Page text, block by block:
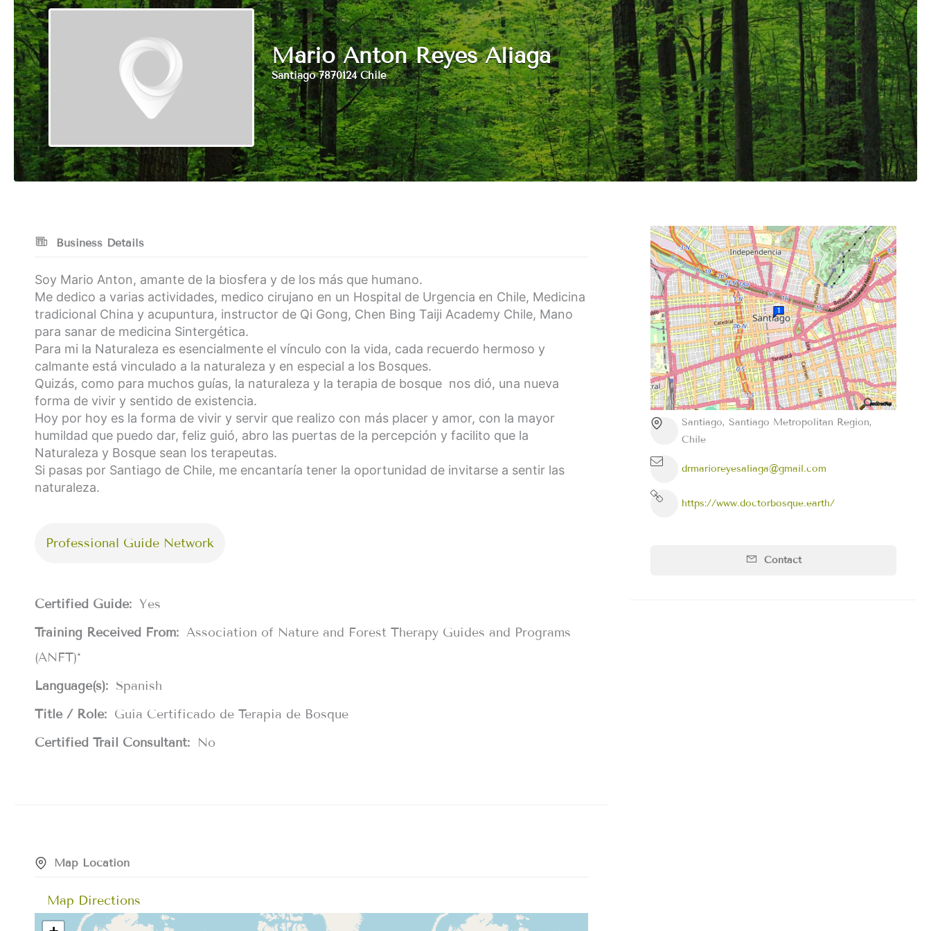
Mario Anton Reyes Aliaga
Santiago 7870124 Chile
Business Details
Soy Mario Anton, amante de la biosfera y de los más que humano.
Me dedico a varias actividades, medico cirujano en un Hospital de Urgencia en Chile, Medicina
tradicional China y acupuntura, instructor de Qi Gong, Chen Bing Taiji Academy Chile, Mano
para sanar de medicina Sintergética.
Para mi la Naturaleza es esencialmente el vínculo con la vida, cada recuerdo hermoso y
calmante está vinculado a la naturaleza y en especial a los Bosques.
Quizás, como para muchos guías, la naturaleza y la terapia de bosque nos dió, una nueva
forma de vivir y sentido de existencia.
Hoy por hoy es la forma de vivir y servir que realizo con más placer y amor, con la mayor
humildad que puedo dar, feliz guió, abro las puertas de la percepción y facilito que la
Naturaleza y Bosque sean los terapeutas.
Si pasas por Santiago de Chile, me encantaría tener la oportunidad de invitarse a sentir las
naturaleza.
Professional Guide Network
Certified Guide: Yes
Training Received From: Association of Nature and Forest Therapy Guides and Programs
(ANFT)*
Language(s): Spanish
Title / Role: Guía Certificado de Terapia de Bosque
Certified Trail Consultant: No
Map Location
Map Directions
Santiago, Santiago Metropolitan Region,
Chile
drmarioreyesaliaga@gmail.com
https://www.doctorbosque.earth/
Contact